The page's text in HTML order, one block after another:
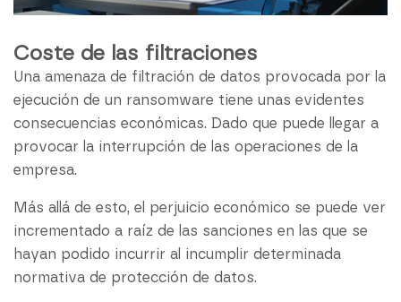
Coste de las filtraciones
Una amenaza de filtración de datos provocada por la
ejecución de un ransomware tiene unas evidentes
consecuencias económicas. Dado que puede llegar a
provocar la interrupción de las operaciones de la
empresa.
Más allá de esto, el perjuicio económico se puede ver
incrementado a raíz de las sanciones en las que se
hayan podido incurrir al incumplir determinada
normativa de protección de datos.